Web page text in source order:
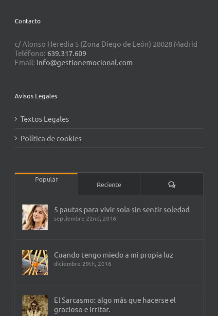
Contacto
c/ Alonso Heredia 5 (Zona Diego de León) 28028 Madrid
Teléfono: 639.317.609
Email: info@gestionemocional.com
Avisos Legales
Textos Legales
Política de cookies
Popular
Reciente Comentarios
5 pautas para vivir sola sin sentir soledad
septiembre 22nd, 2016
Cuando tengo miedo a mi propia luz
diciembre 29th, 2016
El Sarcasmo: algo más que hacerse el
gracioso e irritar.